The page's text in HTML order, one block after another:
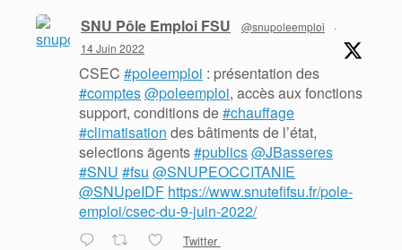
SNU Pôle Emploi FSU @snupoleemploi
·
14 Juin 2022
CSEC #poleemploi : présentation des
#comptes@poleemploi, accès aux fonctions
support, conditions de#chauffage
#climatisation des bâtiments de l’état,
selections ãgents#publics@JBasseres
#SNU #fsu @SNUPEOCCITANIE
@SNUpeIDF https://www.snutefifsu.fr/pole-
emploi/csec-du-9-juin-2022/
Twitter